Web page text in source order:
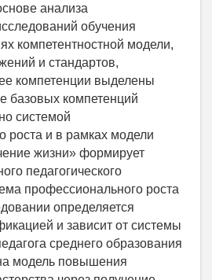
анализа
обучения
компетентностной модели,
и стандартов,
компетенции выделены
базовых компетенций
системой
роста и в рамках модели
жизни» формирует
педагогического
профессионального роста
определяется
и зависит от системы
среднего образования
модель повышения